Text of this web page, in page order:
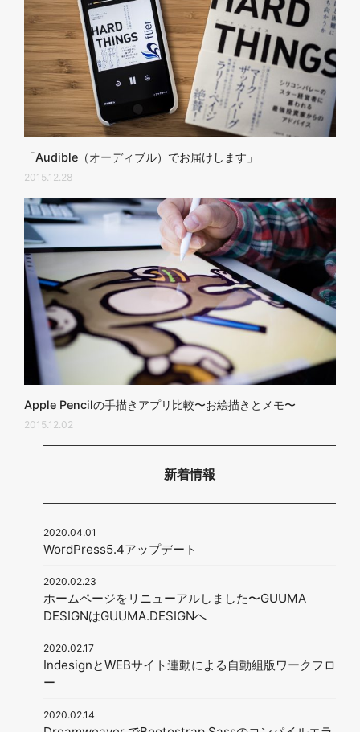
「Audible（オーディブル）でお届けします」
2015.12.28
Apple Pencilの手描きアプリ比較〜お絵描きとメモ〜
2015.12.02
新着情報
2020.04.01
WordPress5.4アップデート
2020.02.23
ホームページをリニューアルしました〜GUUMA
DESIGNはGUUMA.DESIGNへ
2020.02.17
IndesignとWEBサイト連動による自動組版ワークフロ
ー
2020.02.14